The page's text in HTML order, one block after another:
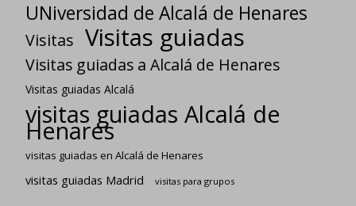
UNiversidad de Alcalá de Henares
Visitas Visitas guiadas
Visitas guiadas a Alcalá de Henares
Visitas guiadas Alcalá
visitas guiadas Alcalá de
Henares
visitas guiadas en Alcalá de Henares
visitas guiadas Madrid visitas para grupos